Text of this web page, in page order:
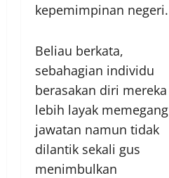
kepemimpinan negeri.
Beliau berkata,
sebahagian individu
berasakan diri mereka
lebih layak memegang
jawatan namun tidak
dilantik sekali gus
menimbulkan